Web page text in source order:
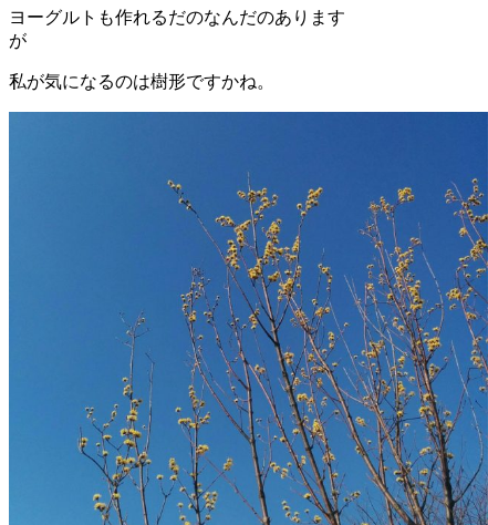
ヨーグルトも作れるだのなんだのあります
が
私が気になるのは樹形ですかね。